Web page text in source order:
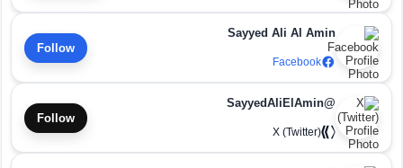
Sayyed Ali Al Amin
Facebook
Follow
@SayyedAliElAmin
X (Twitter)
Follow